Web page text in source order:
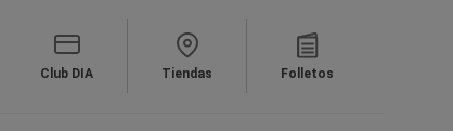
Club DIA Tiendas Folletos